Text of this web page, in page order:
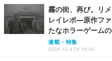
霧の街、再び。リ
レイレポ―原作フ
たなホラーゲーム
連載・特集
2024.10.4 Fri 16:00